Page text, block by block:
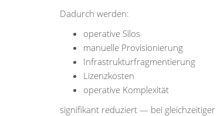
Dadurch werden:
operative Silos
manuelle Provisionierung
Infrastrukturfragmentierung
Lizenzkosten
operative Komplexität
signifikant reduziert — bei